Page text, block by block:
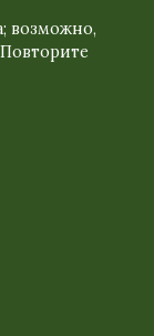
возможно,